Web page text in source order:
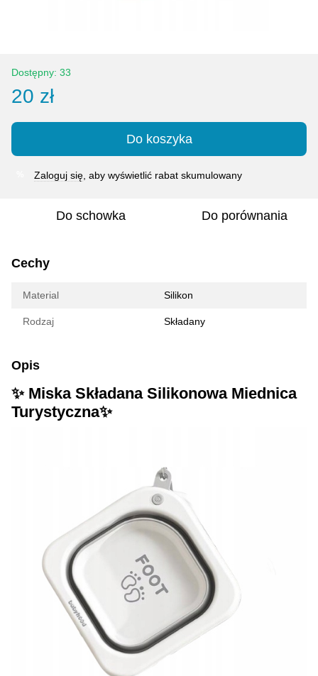
Dostępny: 33
20 zł
Do koszyka
Zaloguj się , aby wyświetlić rabat skumulowany
Do schowka Do porównania
Cechy
Material Silikon
Rodzaj Składany
Opis
✨ Miska Składana Silikonowa Miednica
Turystyczna✨